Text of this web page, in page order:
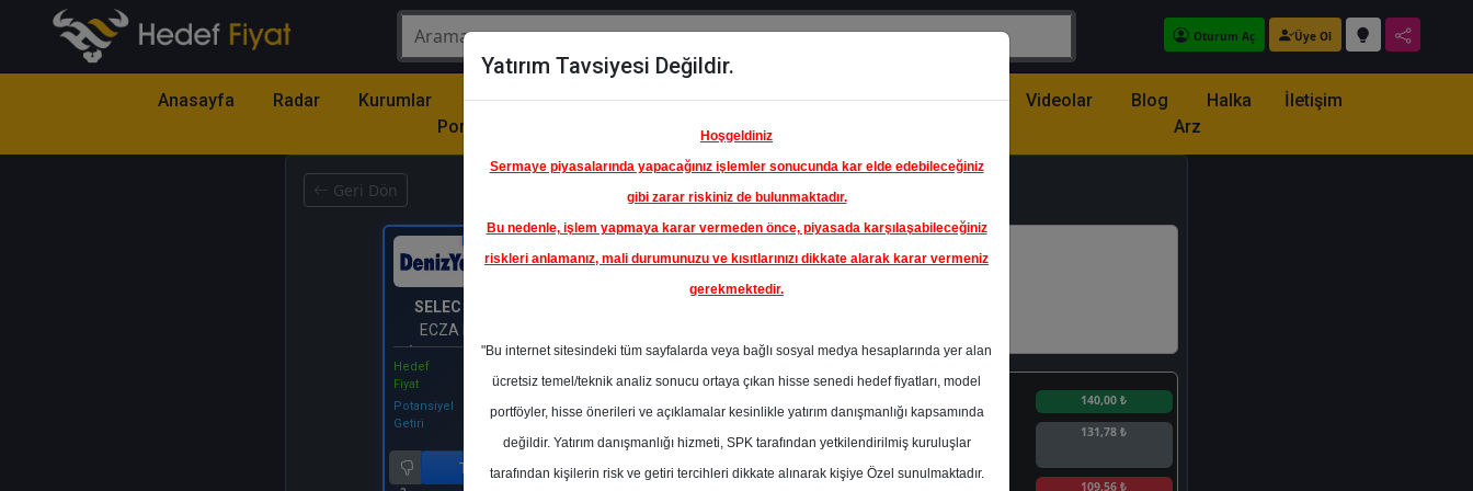
Oturum Aç Üye Ol
Anasayfa Radar Kurumlar
Model
Portföy
Hisse
Öne
Çıkanlar
Raporlar Partnerlerimiz Videolar Blog
Halka
Arz
İletişim
Geri Dön
SELEC
ECZA DEPOSU
TİCARET VE SANAYİ
Hedef
Fiyat
Potansiyel
Getiri
%0.00
Tut
En Yüksek Tahmin 140,00 ₺
Ortalama Fiyat
Tahmini
131,78 ₺
109,56 ₺
Yatırım Tavsiyesi Değildir.
Hoşgeldiniz
Sermaye piyasalarında yapacağınız işlemler sonucunda kar elde edebileceğiniz
gibi zarar riskiniz de bulunmaktadır.
Bu nedenle, işlem yapmaya karar vermeden önce, piyasada karşılaşabileceğiniz
riskleri anlamanız, mali durumunuzu ve kısıtlarınızı dikkate alarak karar vermeniz
gerekmektedir.
"Bu internet sitesindeki tüm sayfalarda veya bağlı sosyal medya hesaplarında yer alan
ücretsiz temel/teknik analiz sonucu ortaya çıkan hisse senedi hedef fiyatları, model
portföyler, hisse önerileri ve açıklamalar kesinlikle yatırım danışmanlığı kapsamında
değildir. Yatırım danışmanlığı hizmeti, SPK tarafından yetkilendirilmiş kuruluşlar
tarafından kişilerin risk ve getiri tercihleri dikkate alınarak kişiye Özel sunulmaktadır.